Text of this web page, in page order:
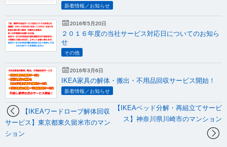
新着情報／お知らせ
2016年5月20日
２０１６年度の当社サービス対応日についてのお知ら
せ
その他
2016年3月6日
IKEA家具の解体・搬出・不用品回収サービス開始！
新着情報／お知らせ
【IKEAベッド分解・再組立てサービ
ス】神奈川県川崎市のマンション
【IKEAワードローブ解体回収
サービス】東京都東久留米市のマン
ション